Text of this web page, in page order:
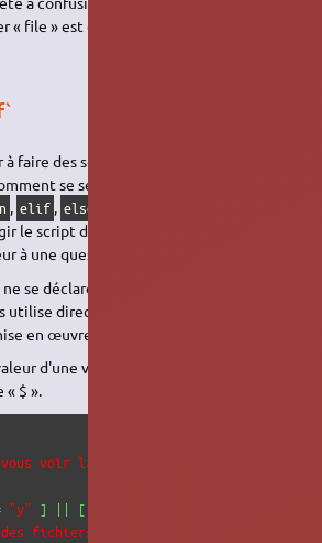
« file » est dans le répertoire où le script
faire des scripts de 1000 lignes, il serait
se servir des variables, et des
, elif , else
le script de manière différente, selon la
à une question.
se déclarent généralement pas avant
utilise directement et elles sont créées
en œuvre.
d'une variable il faut faire précéder
« $ ».
vous voir la liste des fichiers Y/N : "
"y" ] || [
fichiers :"